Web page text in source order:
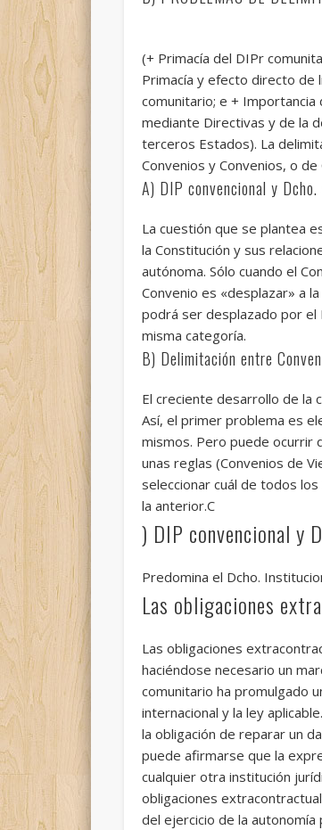
(+ Primacía del DIPr
Primacía y efecto directo de
comunitario; e + Importancia
mediante Directivas y de la
terceros Estados). La
Convenios y Convenios, o
A) DIP convencional y Dcho.
La cuestión que se plantea
la Constitución y sus
autónoma. Sólo cuando el
Convenio es «desplazar» a
podrá ser desplazado por
misma categoría.
B) Delimitación entre
El creciente desarrollo de la
Así, el primer problema es
mismos. Pero puede ocurrir
unas reglas (Convenios de
seleccionar cuál de todos
la anterior.C
) DIP convencional y
Predomina el Dcho.
Las obligaciones
Las obligaciones
haciéndose necesario un
comunitario ha promulgado
internacional y la ley
la obligación de reparar un
puede afirmarse que la
cualquier otra institución
obligaciones
del ejercicio de la